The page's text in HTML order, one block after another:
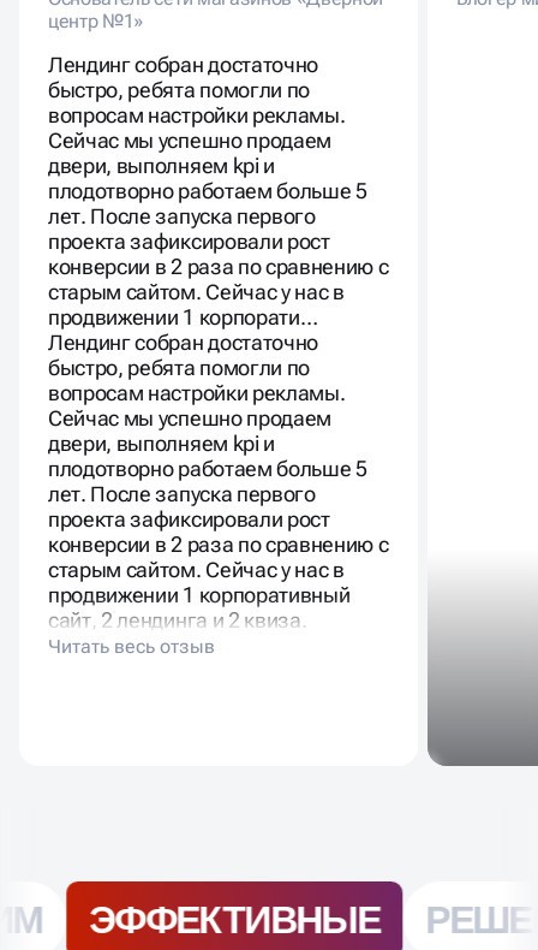
центр №1»
Лендинг собран достаточно
быстро, ребята помогли по
вопросам настройки рекламы.
Сейчас мы успешно продаем
двери, выполняем kpi и
плодотворно работаем больше 5
лет. После запуска первого
проекта зафиксировали рост
конверсии в 2 раза по сравнению с
старым сайтом. Сейчас у нас в
продвижении 1 корпорати…
Лендинг собран достаточно
быстро, ребята помогли по
вопросам настройки рекламы.
Сейчас мы успешно продаем
двери, выполняем kpi и
плодотворно работаем больше 5
лет. После запуска первого
проекта зафиксировали рост
конверсии в 2 раза по сравнению с
старым сайтом. Сейчас у нас в
продвижении 1 корпоративный
сайт, 2 лендинга и 2 квиза.